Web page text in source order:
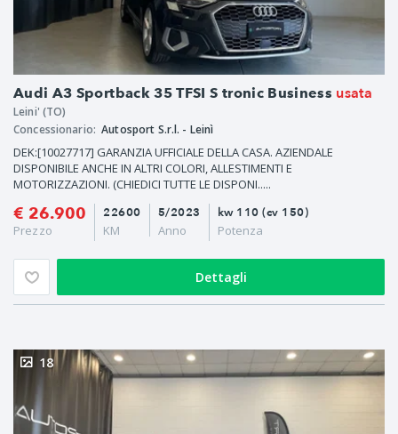
Audi A3 Sportback 35 TFSI S tronic Business usata
Leini' (TO)
Concessionario: Autosport S.r.l. - Leinì
DEK:[10027717] GARANZIA UFFICIALE DELLA CASA. AZIENDALE
DISPONIBILE ANCHE IN ALTRI COLORI, ALLESTIMENTI E
MOTORIZZAZIONI. (CHIEDICI TUTTE LE DISPONI.....
€ 26.900
Prezzo
5/2023
Anno
22600
KM
kw 110 (cv 150)
Potenza
Dettagli
18